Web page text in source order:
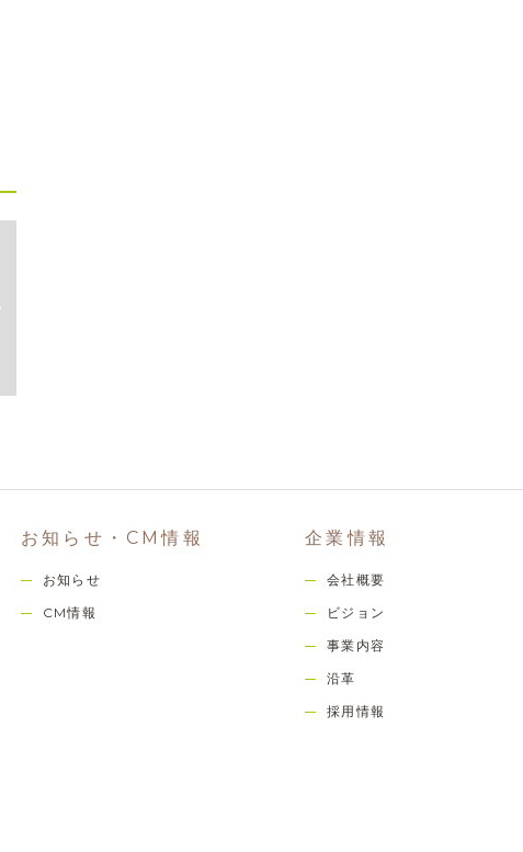
お知らせ・CM情報
お知らせ
CM情報
企業情報
会社概要
ビジョン
事業内容
沿革
採用情報